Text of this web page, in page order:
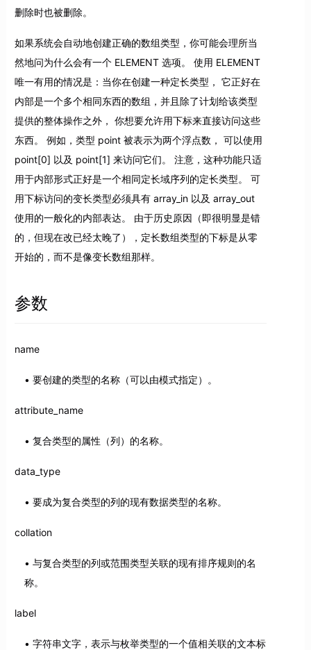
删除时也被删除。
如果系统会自动地创建正确的数组类型，你可能会理所当
然地问为什么会有一个 ELEMENT 选项。 使用 ELEMENT
唯一有用的情况是：当你在创建一种定长类型， 它正好在
内部是一个多个相同东西的数组，并且除了计划给该类型
提供的整体操作之外， 你想要允许用下标来直接访问这些
东西。 例如，类型 point 被表示为两个浮点数， 可以使用
point[0] 以及 point[1] 来访问它们。 注意，这种功能只适
用于内部形式正好是一个相同定长域序列的定长类型。 可
用下标访问的变长类型必须具有 array_in 以及 array_out
使用的一般化的内部表达。 由于历史原因（即很明显是错
的，但现在改已经太晚了），定长数组类型的下标是从零
开始的，而不是像变长数组那样。
参数
name
要创建的类型的名称（可以由模式指定）。
attribute_name
复合类型的属性（列）的名称。
data_type
要成为复合类型的列的现有数据类型的名称。
collation
与复合类型的列或范围类型关联的现有排序规则的名
称。
label
字符串文字，表示与枚举类型的一个值相关联的文本标